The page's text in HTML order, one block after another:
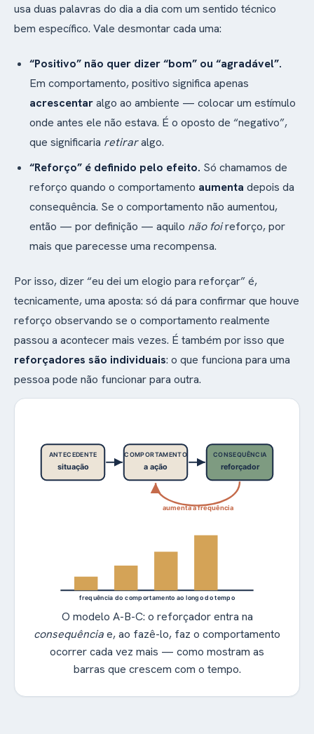
usa duas palavras do dia a dia com um sentido técnico
bem específico. Vale desmontar cada uma:
“Positivo” não quer dizer “bom” ou “agradável”.
Em comportamento, positivo significa apenas
acrescentaralgo ao ambiente — colocar um estímulo
onde antes ele não estava. É o oposto de “negativo”,
que significaria retiraralgo.
“Reforço” é definido pelo efeito. Só chamamos de
reforço quando o comportamento aumenta depois da
consequência. Se o comportamento não aumentou,
então — por definição — aquilo não foireforço, por
mais que parecesse uma recompensa.
Por isso, dizer “eu dei um elogio para reforçar” é,
tecnicamente, uma aposta: só dá para confirmar que houve
reforço observando se o comportamento realmente
passou a acontecer mais vezes. É também por isso que
reforçadores são individuais: o que funciona para uma
pessoa pode não funcionar para outra.
ANTECEDENTE
situação
COMPORTAMENTO
a ação
CONSEQUÊNCIA
reforçador
aumenta a frequência
frequência do comportamento ao longo do tempo
O modelo A-B-C: o reforçador entra na
consequênciae, ao fazê-lo, faz o comportamento
ocorrer cada vez mais — como mostram as
barras que crescem com o tempo.